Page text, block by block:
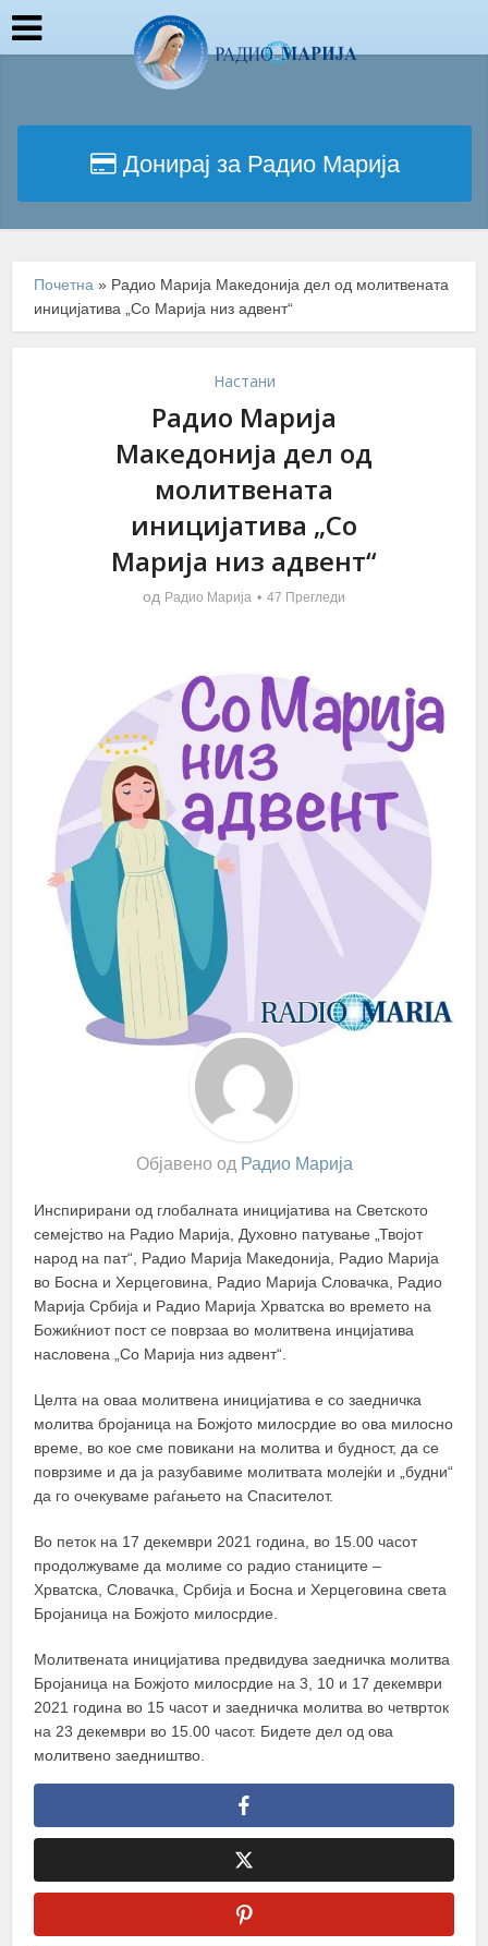
Донирај за Радио Марија
Почетна » Радио Марија Македонија дел од молитвената
иницијатива „Со Марија низ адвент“
Настани
Радио Марија
Македонија дел од
молитвената
иницијатива „Со
Марија низ адвент“
од Радио Марија 47 Прегледи
Објавено од Радио Марија
Инспирирани од глобалната иницијатива на Светското
семејство на Радио Марија, Духовно патување „Твојот
народ на пат“, Радио Марија Македонија, Радио Марија
во Босна и Херцеговина, Радио Марија Словачка, Радио
Марија Србија и Радио Марија Хрватска во времето на
Божиќниот пост се поврзаа во молитвена инцијатива
насловена „Со Марија низ адвент“.
Целта на оваа молитвена иницијатива е со заедничка
молитва бројаница на Божјото милосрдие во ова милосно
време, во кое сме повикани на молитва и будност, да се
поврзиме и да ја разубавиме молитвата молејќи и „будни“
да го очекуваме раѓањето на Спасителот.
Во петок на 17 декември 2021 година, во 15.00 часот
продолжуваме да молиме со радио станиците –
Хрватска, Словачка, Србија и Босна и Херцеговина света
Бројаница на Божјото милосрдие.
Молитвената иницијатива предвидува заедничка молитва
Бројаница на Божјото милосрдие на 3, 10 и 17 декември
2021 година во 15 часот и заедничка молитва во четврток
на 23 декември во 15.00 часот. Бидете дел од ова
молитвено заедништво.